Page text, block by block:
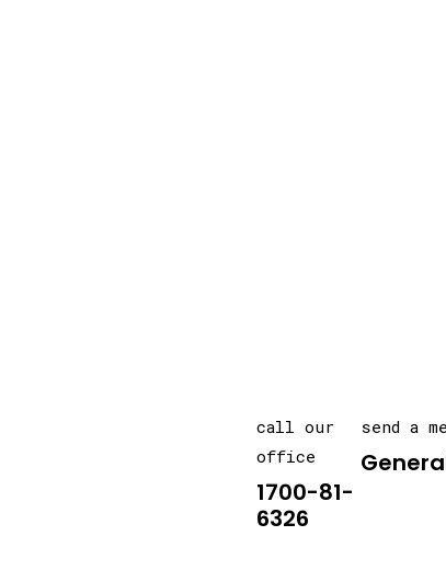
call our
office
1700-81-
6326
send a